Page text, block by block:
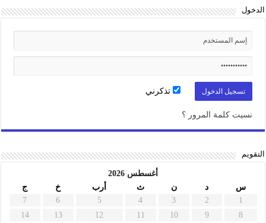
الدخول
تذكرني
نسيت كلمة المرور ؟
التقويم
أغسطس 2026
س
د ن ث أرب خ
ج
1
2
3
4
5
6
7
8
9
10
11
12
13
14